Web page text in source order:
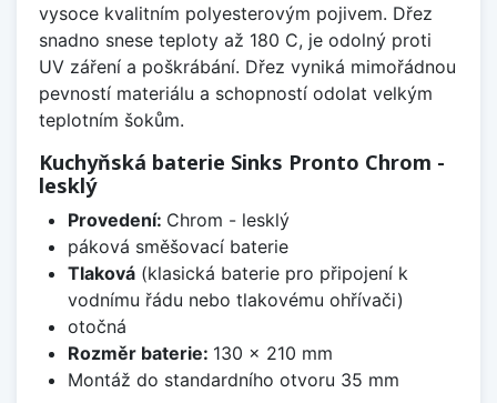
vysoce kvalitním polyesterovým pojivem. Dřez
snadno snese teploty až 180 C, je odolný proti
UV záření a poškrábání. Dřez vyniká mimořádnou
pevností materiálu a schopností odolat velkým
teplotním šokům.
Kuchyňská baterie Sinks Pronto Chrom -
lesklý
Provedení: Chrom - lesklý
páková směšovací baterie
Tlaková(klasická baterie pro připojení k
vodnímu řádu nebo tlakovému ohřívači)
otočná
Rozměr baterie: 130 x 210 mm
Montáž do standardního otvoru 35 mm